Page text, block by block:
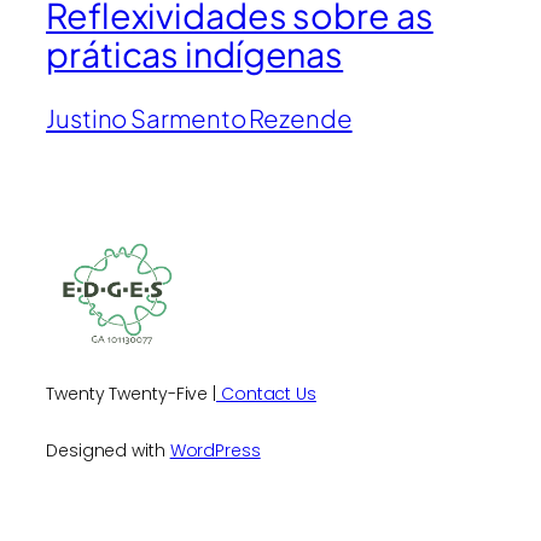
Reflexividades sobre as
práticas indígenas
Justino Sarmento Rezende
Twenty Twenty-Five | Contact Us
Designed with WordPress